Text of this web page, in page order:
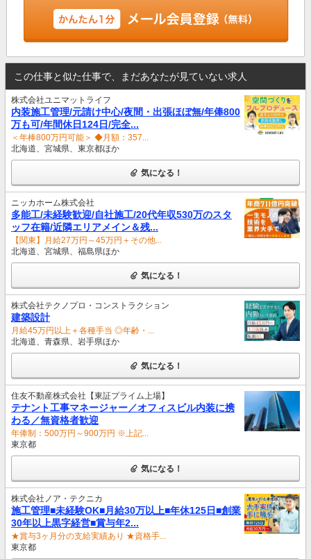
この仕事と似た仕事で、まだあなたが見ていない求人
株式会社ユニマットライフ
内装施工管理/元請け中心/夜間・出張ほぼ無/年俸800
万も可/年間休日124日/完全...
＜年棒800万円可能＞ ◆月額：357...
北海道、宮城県、東京都ほか
気になる！
ニッカホーム株式会社
多能工/未経験歓迎/自社施工/20代年収530万のスタ
ッフ在籍/近隣エリアメイン＆残...
【関東】月給27万円～45万円＋その他...
北海道、宮城県、福島県ほか
気になる！
株式会社テクノプロ・コンストラクション
建築設計
月給45万円以上＋各種手当 ◎年齢・...
北海道、青森県、岩手県ほか
気になる！
住友不動産株式会社【東証プライム上場】
テナント工事マネージャー／オフィスビル内装に携
わる／無資格者歓迎
年俸制：500万円～900万円 ※上記...
東京都
気になる！
株式会社ノア・テクニカ
施工管理■未経験OK■月給30万以上■年休125日■創業
30年以上黒字経営■賞与年2...
★賞与3ヶ月分の支給実績あり ★資格手...
東京都